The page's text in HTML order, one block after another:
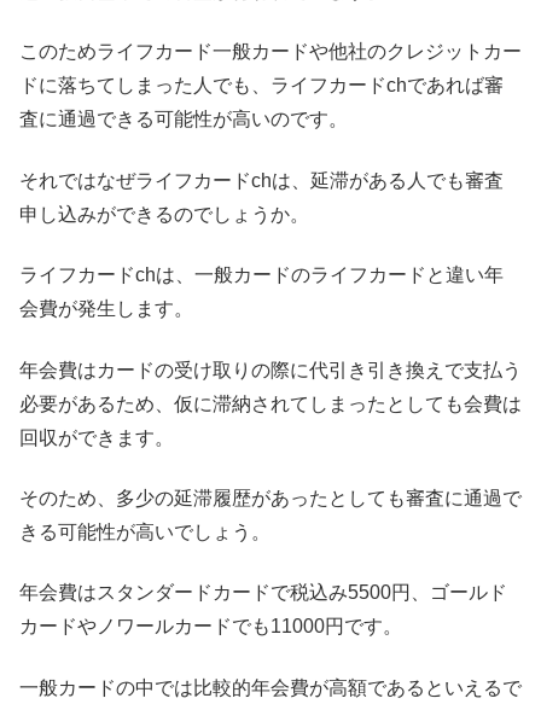
このためライフカード一般カードや他社のクレジットカー
ドに落ちてしまった人でも、ライフカードchであれば審
査に通過できる可能性が高いのです。
それではなぜライフカードchは、延滞がある人でも審査
申し込みができるのでしょうか。
ライフカードchは、一般カードのライフカードと違い年
会費が発生します。
年会費はカードの受け取りの際に代引き引き換えで支払う
必要があるため、仮に滞納されてしまったとしても会費は
回収ができます。
そのため、多少の延滞履歴があったとしても審査に通過で
きる可能性が高いでしょう。
年会費はスタンダードカードで税込み5500円、ゴールド
カードやノワールカードでも11000円です。
一般カードの中では比較的年会費が高額であるといえるで